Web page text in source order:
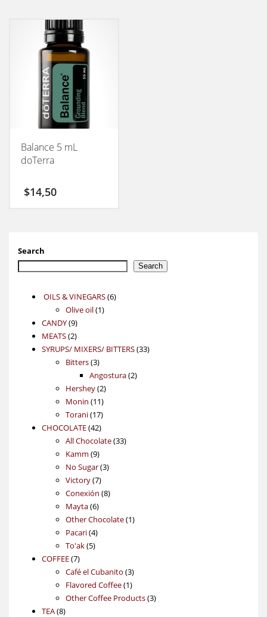
Balance 5 mL
doTerra
$14,50
Search
Search
OILS & VINEGARS 66
Olive oil 11
CANDY 99
products
MEATS 22
products
SYRUPS/ MIXERS/ BITTERS 3333
Bitters 33
products
Angostura 22
Hershey 22
products
Monin 1111
products
Torani 1717
products
CHOCOLATE 4242
products
All Chocolate 3333
Kamm 99
products
No Sugar 33
Victory 77
products
Conexión 88
Mayta 66
products
Other Chocolate 11
Pacari 44
products
To'ak 55
COFFEE 77
products
Café el Cubanito 33
products
Flavored Coffee 11
product
Other Coffee Products 33
TEA 88